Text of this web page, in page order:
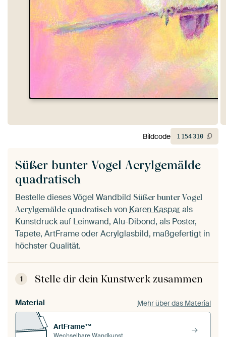
Süßer bunter Vogel Acrylgemälde
quadratisch
Bestelle dieses Vögel Wandbild Süßer bunter Vogel
Acrylgemälde quadratisch vonKaren Kasparals
Kunstdruck auf Leinwand, Alu-Dibond, als Poster,
Tapete, ArtFrame oder Acrylglasbild, maßgefertigt in
höchster Qualität.
1 Stelle dir dein Kunstwerk zusammen
Material Mehr über das Material
ArtFrame™
Bildcode 1 154310